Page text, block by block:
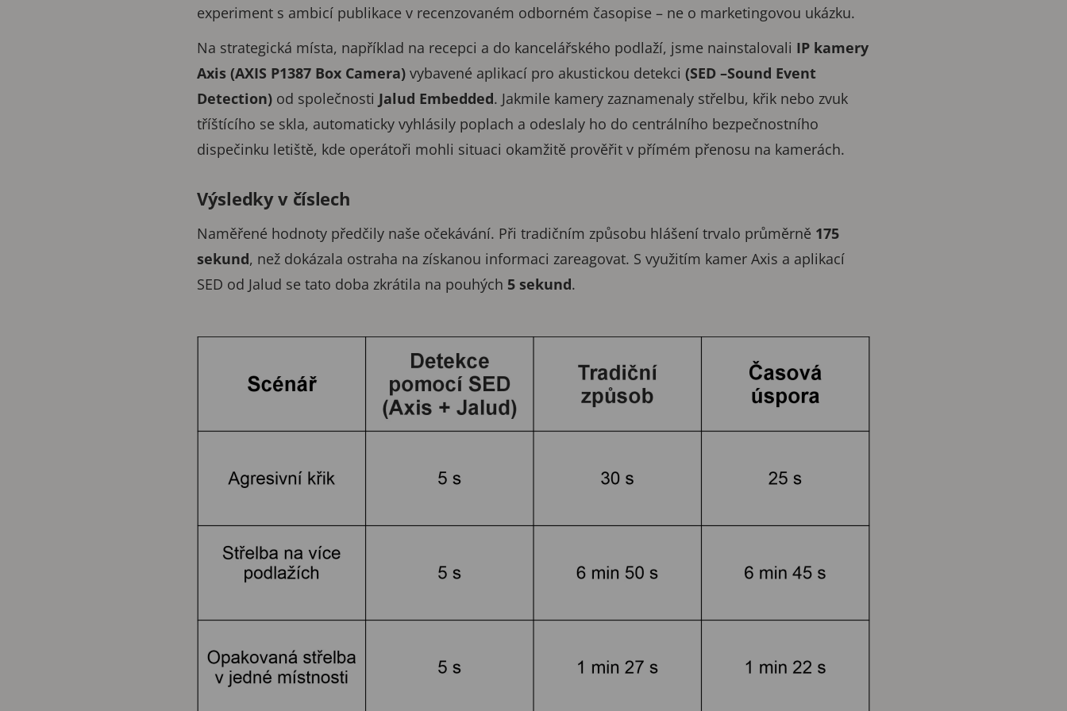
experiment s ambicí publikace v recenzovaném odborném časopise – ne o marketingovou ukázku.
Na strategická místa, například na recepci a do kancelářského podlaží, jsme nainstalovali IP kamery
Axis (AXIS P1387 Box Camera) vybavené aplikací pro akustickou detekci (SED –Sound Event
Detection) od společnosti Jalud Embedded. Jakmile kamery zaznamenaly střelbu, křik nebo zvuk
tříštícího se skla, automaticky vyhlásily poplach a odeslaly ho do centrálního bezpečnostního
dispečinku letiště, kde operátoři mohli situaci okamžitě prověřit v přímém přenosu na kamerách.
Výsledky v číslech
Naměřené hodnoty předčily naše očekávání. Při tradičním způsobu hlášení trvalo průměrně 175
sekund, než dokázala ostraha na získanou informaci zareagovat. S využitím kamer Axis a aplikací
SED od Jalud se tato doba zkrátila na pouhých 5 sekund.